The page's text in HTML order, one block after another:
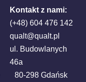
Kontakt z nami:
(+48) 604 476 142
qualt@qualt.pl
ul. Budowlanych
46a
80-298 Gdańsk